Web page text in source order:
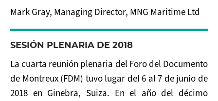
Mark Gray, Managing Director, MNG Maritime Ltd
SESIÓN PLENARIA DE 2018
La cuarta reunión plenaria del Foro del Documento
de Montreux (FDM) tuvo lugar del 6 al 7 de junio de
2018 en Ginebra, Suiza. En el año del décimo